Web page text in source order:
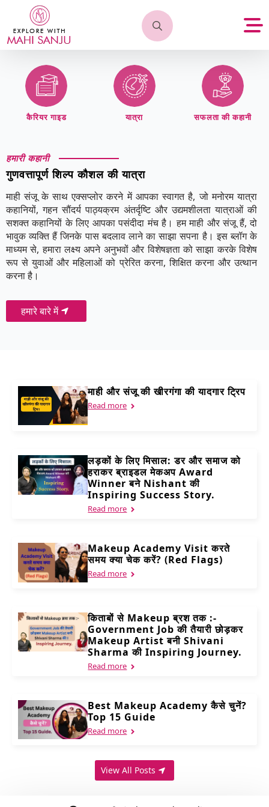
Search
कैरियर गाइड यात्रा सफलता की कहानी
हमारी कहानी
गुणवत्तापूर्ण शिल्प कौशल की यात्रा
माही संजू के साथ एक्सप्लोर करने में आपका स्वागत है, जो मनोरम यात्रा
कहानियों, गहन सौंदर्य पाठ्यक्रम अंतर्दृष्टि और उद्यमशीलता यात्राओं की
सशक्त कहानियों के लिए आपका पसंदीदा मंच है। हम माही और संजू हैं, दो
भावुक व्यक्ति हैं जिनके पास बदलाव लाने का साझा सपना है। इस ब्लॉग के
माध्यम से, हमारा लक्ष्य अपने अनुभवों और विशेषज्ञता को साझा करके विशेष
रूप से युवाओं और महिलाओं को प्रेरित करना, शिक्षित करना और उत्थान
करना है।
हमारे बारे में
View All Posts
माही और संजू की खीरगंगा की यादगार ट्रिप
Read more
लड़कों के लिए मिसाल: डर और समाज को
हराकर ब्राइडल मेकअप Award
Winner बने Nishant की
Inspiring Success Story.
Read more
Makeup Academy Visit करते
समय क्या चेक करें? (Red Flags)
Read more
किताबों से Makeup ब्रश तक :-
Government Job की तैयारी छोड़कर
Makeup Artist बनी Shivani
Sharma की Inspiring Journey.
Read more
Best Makeup Academy कैसे चुनें?
Top 15 Guide
Read more